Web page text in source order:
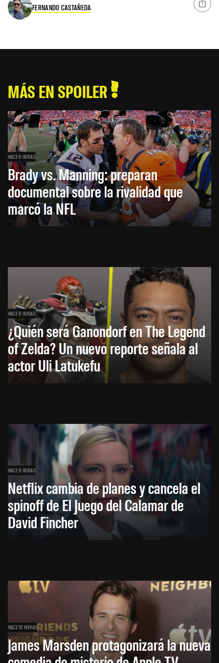
FERNANDO CASTAÑEDA
MÁS EN SPOILER
HACE 6 HORAS
Brady vs. Manning: preparan
documental sobre la rivalidad que
marcó la NFL
HACE 8 HORAS
¿Quién será Ganondorf en The Legend
of Zelda? Un nuevo reporte señala al
actor Uli Latukefu
HACE 9 HORAS
Netflix cambia de planes y cancela el
spinoff de El Juego del Calamar de
David Fincher
HACE 10 HORAS
James Marsden protagonizará la nueva